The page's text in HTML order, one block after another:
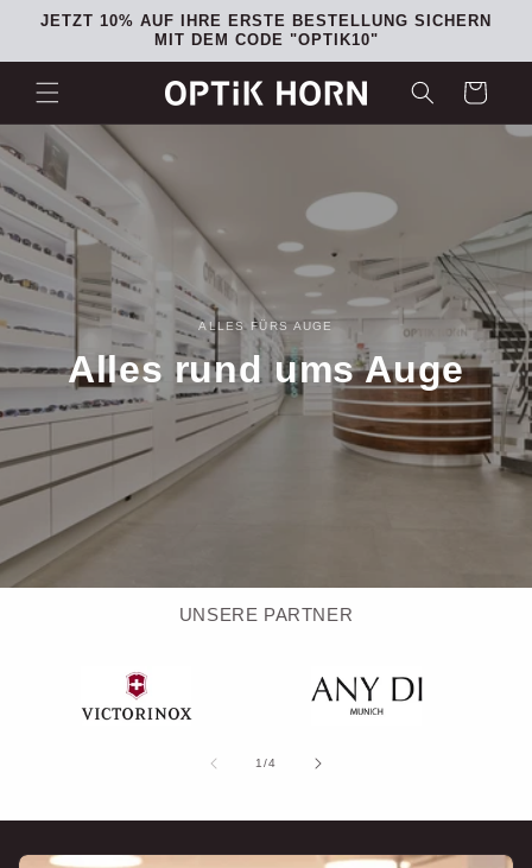
zum
JETZT 10% AUF IHRE ERSTE BESTELLUNG SICHERN
MIT DEM CODE "OPTIK10"
Warenkorb
ALLES FÜRS AUGE
Alles rund ums Auge
UNSERE PARTNER
1/von
4